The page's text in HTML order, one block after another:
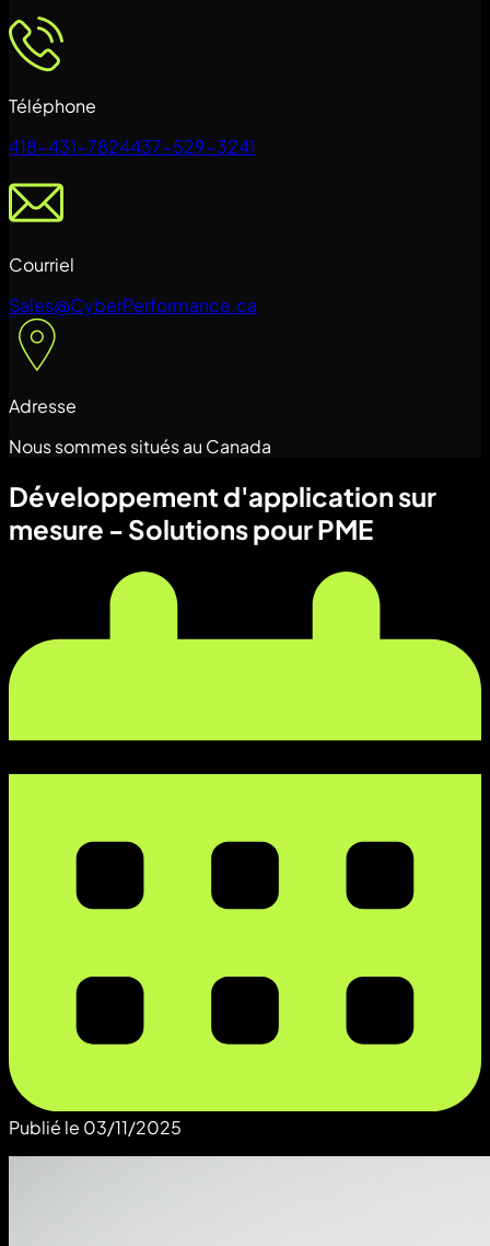
Téléphone
418-431-7824437-529-3241
Courriel
Sales@CyberPerformance.ca
Adresse
Nous sommes situés au Canada
Développement d'application sur
mesure - Solutions pour PME
Publié le 03/11/2025